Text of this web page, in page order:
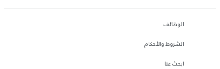
الوظائف
الشروط والأحكام
ابحث عنا